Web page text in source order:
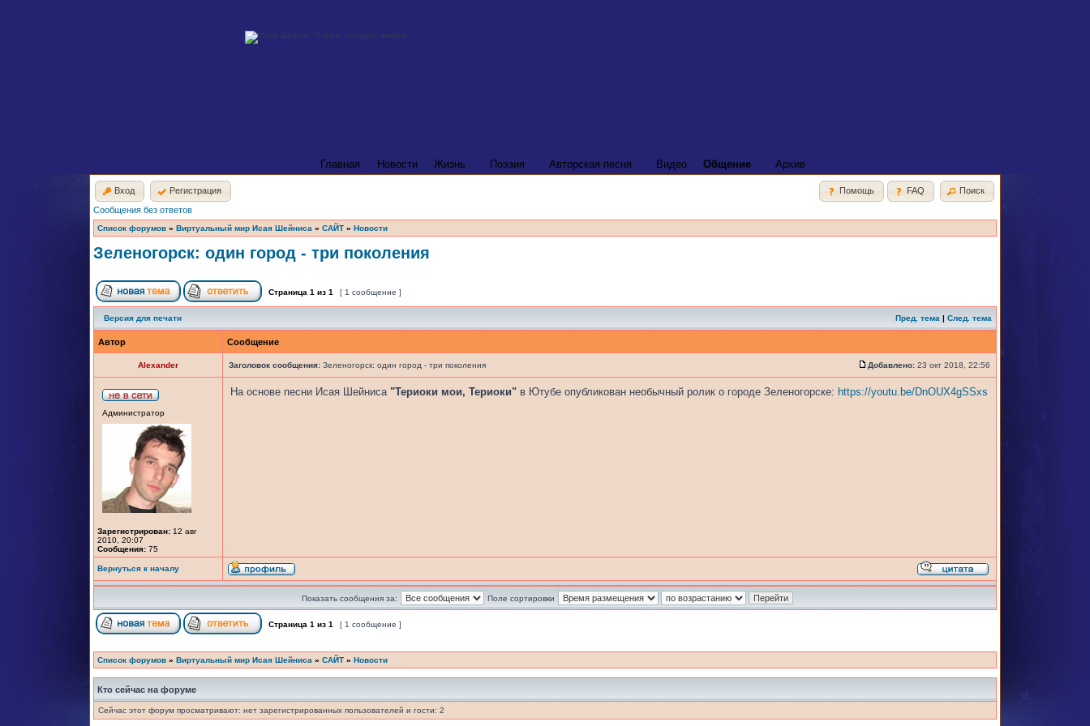
Главная Новости Жизнь Поэзия Авторская песня Видео Общение Архив
Вход Регистрация Помощь FAQ
Поиск
Сообщения без ответов
Список форумов » Виртуальный мир Исая Шейниса » САЙТ » Новости
Зеленогорск: один город - три поколения
Страница 1 из 1 [ 1 сообщение ]
Версия для печати Пред. тема | След. тема
Автор Сообщение
Alexander Заголовок сообщения: Зеленогорск: один город - три поколения Добавлено: 23 окт 2018, 22:56
Администратор
Зарегистрирован: 12 авг
2010, 20:07
Сообщения: 75
На основе песни Исая Шейниса "Териоки мои, Териоки" в Ютубе опубликован необычный ролик о городе Зеленогорске: https://youtu.be/DnOUX4gSSxs
Вернуться к началу
Показать сообщения за: Поле сортировки
Страница 1 из 1 [ 1 сообщение ]
Список форумов » Виртуальный мир Исая Шейниса » САЙТ » Новости
Кто сейчас на форуме
Сейчас этот форум просматривают: нет зарегистрированных пользователей и гости: 2